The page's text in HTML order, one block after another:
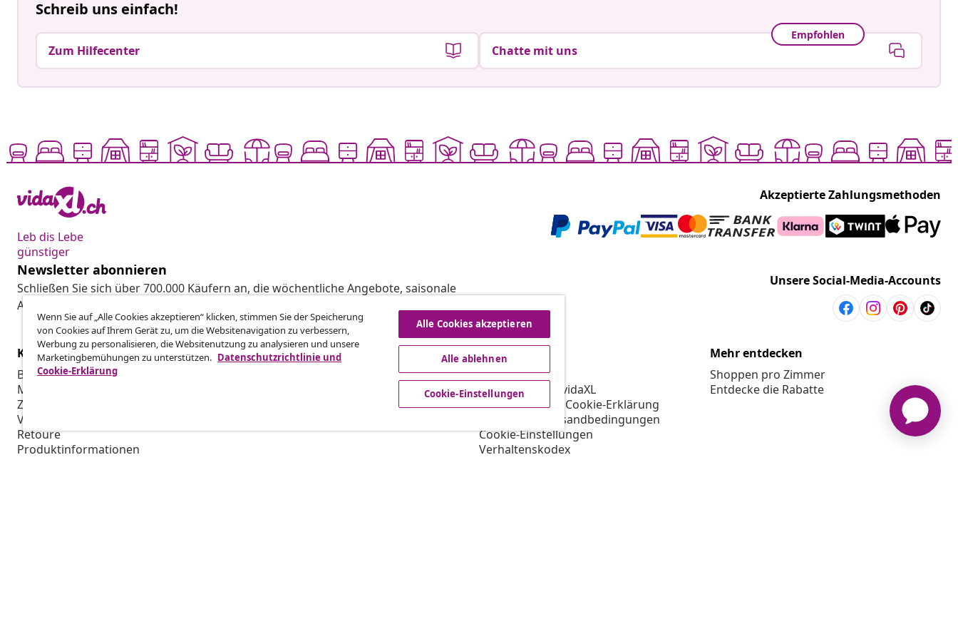
Schreib uns einfach!
Zum Hilfecenter
Empfohlen
Chatte mit uns
Leb dis Lebe
günstiger
Akzeptierte Zahlungsmethoden
Newsletter abonnieren
Schließen Sie sich über 700.000 Käufern an, die wöchentliche Angebote, saisonale
Aktionen und Neuheiten von vidaXL erhalten.
Unsere Social-Media-Accounts
Kundenservice
Bestellung verfolgen
Mein Konto
Zahlung
Versand & Lieferung
Retoure
Produktinformationen
Business
vidaXL
Über vidaXL
AGB Verkäufer vidaXL
Datenschutz- & Cookie-Erklärung
Priorisierte Versandbedingungen
Cookie-Einstellungen
Verhaltenskodex
Mehr entdecken
Shoppen pro Zimmer
Entdecke die Rabatte
Wenn Sie auf „Alle Cookies akzeptieren“ klicken, stimmen Sie der Speicherung
von Cookies auf Ihrem Gerät zu, um die Websitenavigation zu verbessern,
Werbung zu personalisieren, die Websitenutzung zu analysieren und unsere
Marketingbemühungen zu unterstützen. Datenschutzrichtlinie und
Cookie-Erklärung
Alle Cookies akzeptieren
Alle ablehnen
Cookie-Einstellungen